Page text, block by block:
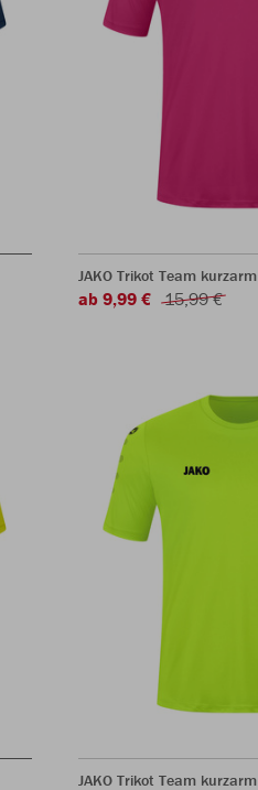
JAKO Trikot Team kurzarm
ab 9,99 € 15,99 €
JAKO Trikot Team kurzarm